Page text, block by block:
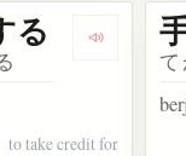
Dengarkan
る
to take credit for